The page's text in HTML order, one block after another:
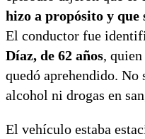
hizo a propósito y
El conductor fue
Díaz, de 62 años,
quedó aprehendido. No
alcohol ni drogas en
El vehículo estaba